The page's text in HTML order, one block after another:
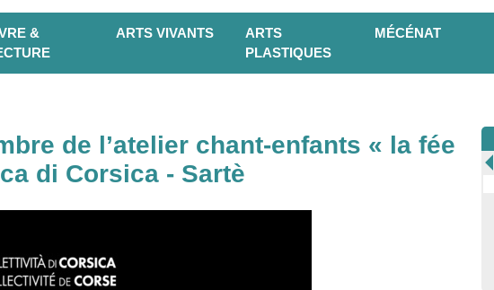
&
ARTS VIVANTS
ARTS
PLASTIQUES
MÉCÉNAT
de l’atelier chant-enfants « la fée
di Corsica - Sartè